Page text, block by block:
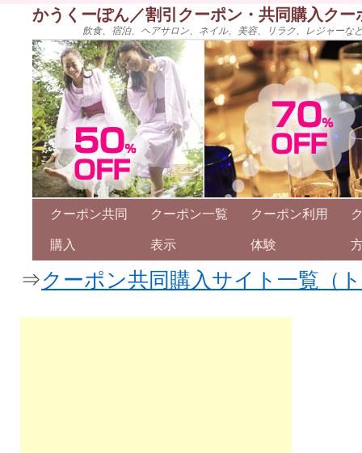
かうくーぽん／割引クーポン・共同購入ク
飲食、宿泊、ヘアサロン、ネイル、美容、リラク、レジャー
クーポン共同
購入
クーポン一覧
表示
クーポン利用
体験
⇒クーポン共同購入サイト一覧（